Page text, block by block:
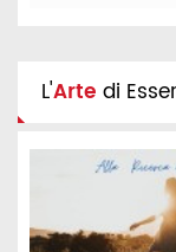
L'Arte di